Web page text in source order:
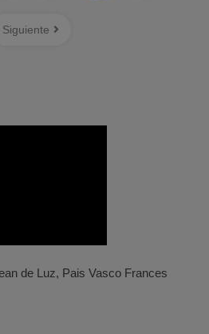
Siguiente
de Luz, Pais Vasco Frances